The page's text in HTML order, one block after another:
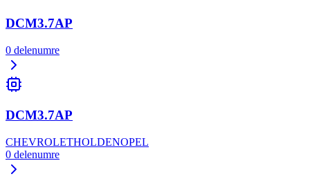
DCM3.7AP
0 delenumre
DCM3.7AP
CHEVROLETHOLDENOPEL
0 delenumre